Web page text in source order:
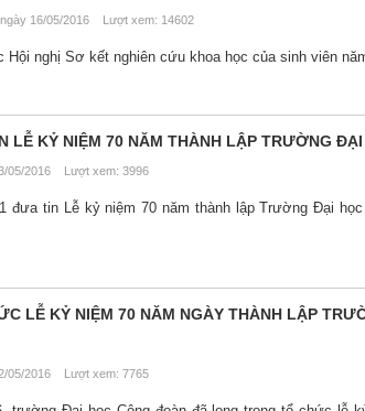
16/05/2016 Lượt xem: 14602
Hội nghị Sơ kết nghiên cứu khoa học của sinh viên
LỄ KỶ NIỆM 70 NĂM THÀNH LẬP TRƯỜNG
05/2016 Lượt xem: 3996
tin Lễ kỷ niệm 70 năm thành lập Trường Đại học
LỄ KỶ NIỆM 70 NĂM NGÀY THÀNH LẬP
05/2016 Lượt xem: 7765